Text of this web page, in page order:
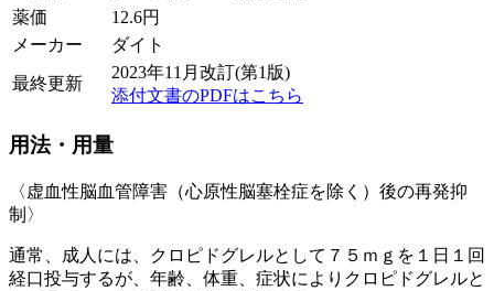
薬価
12.6円
メーカー
ダイト
最終更新
2023年11月改訂(第1版)
添付文書のPDFはこちら
用法・用量
〈虚血性脳血管障害（心原性脳塞栓症を除く）後の再発抑
制〉
通常、成人には、クロピドグレルとして７５ｍｇを１日１回
経口投与するが、年齢、体重、症状によりクロピドグレルと